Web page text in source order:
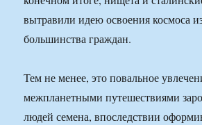
вытравили идею освоения космоса
большинства граждан.
Тем не менее, это повальное
межпланетными путешествиями
людей семена, впоследствии